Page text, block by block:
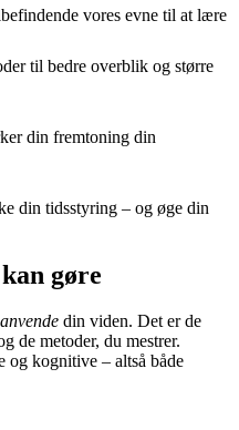
vores evne til at lære
til bedre overblik og større
din fremtoning din
din tidsstyring – og øge din
gøre
anvende din viden. Det er de
de metoder, du mestrer.
og kognitive – altså både